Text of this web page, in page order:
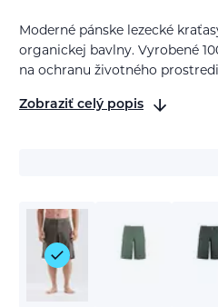
Moderné pánske lezecké
organickej bavlny. Vyrobené
na ochranu životného
Zobraziť celý popis